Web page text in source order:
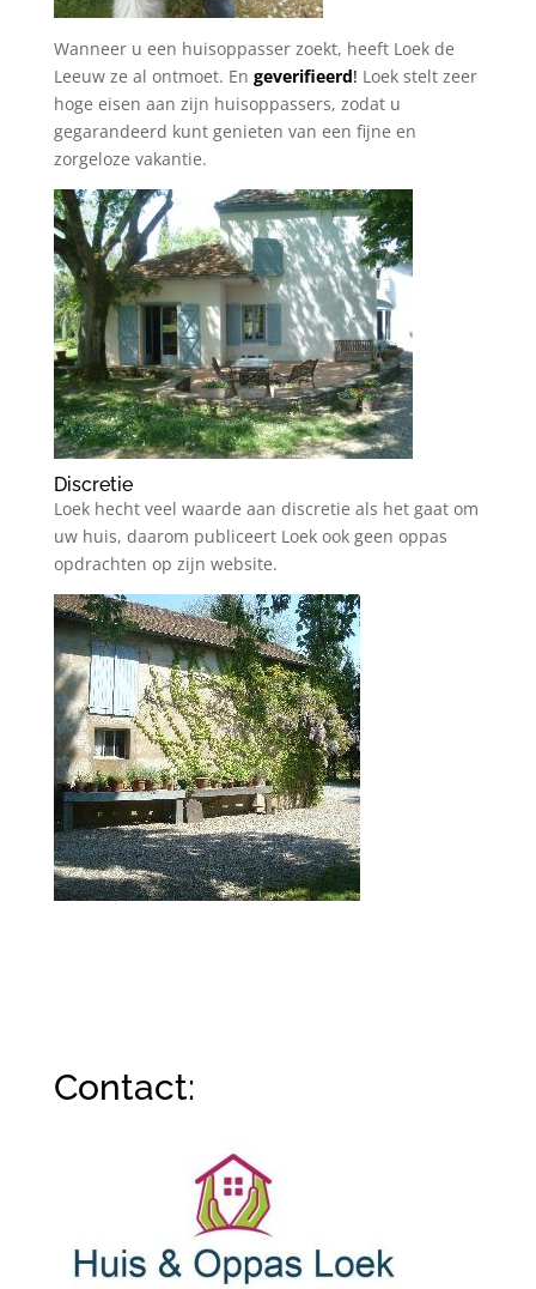
Wanneer u een huisoppasser zoekt, heeft Loek de
Leeuw ze al ontmoet. En geverifieerd! Loek stelt zeer
hoge eisen aan zijn huisoppassers, zodat u
gegarandeerd kunt genieten van een fijne en
zorgeloze vakantie.
Discretie
Loek hecht veel waarde aan discretie als het gaat om
uw huis, daarom publiceert Loek ook geen oppas
opdrachten op zijn website.
Contact: